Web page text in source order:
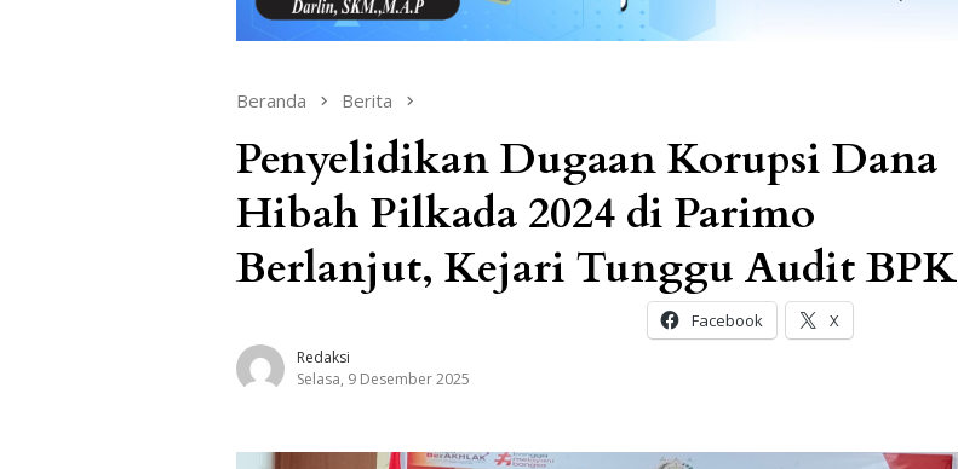
Beranda Berita
Penyelidikan Dugaan Korupsi Dana
Hibah Pilkada 2024 di Parimo
Berlanjut, Kejari Tunggu Audit BPK
Redaksi
Selasa, 9 Desember 2025
Facebook X